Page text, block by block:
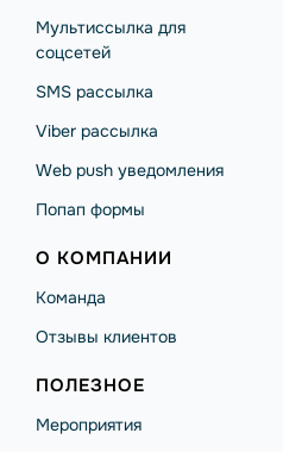
Мультиссылка для
соцсетей
SMS рассылка
Viber рассылка
Web push уведомления
Попап формы
О КОМПАНИИ
Команда
Отзывы клиентов
ПОЛЕЗНОЕ
Мероприятия